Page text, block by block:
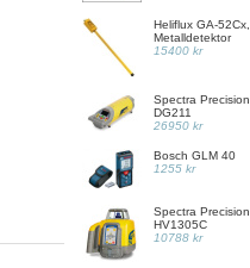
Heliflux GA-52Cx,
Metalldetektor
15400 kr
Spectra Precision,
DG211
26950 kr
Bosch GLM 40
1255 kr
Spectra Precision
HV1305C
10788 kr